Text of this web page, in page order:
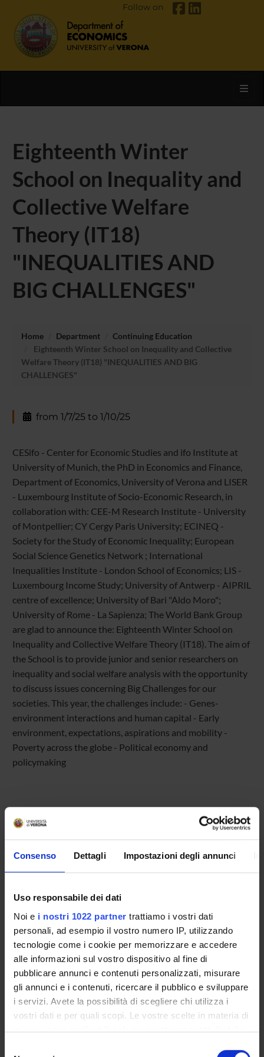
Consenso Dettagli Impostazioni degli annunci
Uso responsabile dei dati
Noi e i nostri 1022 partner trattiamo i vostri dati
personali, ad esempio il vostro numero IP, utilizzando
tecnologie come i cookie per memorizzare e accedere
alle informazioni sul vostro dispositivo al fine di
pubblicare annunci e contenuti personalizzati, misurare
gli annunci e i contenuti, ricercare il pubblico e sviluppare
i servizi. Avete la possibilità di scegliere chi utilizza i
vostri dati e per quali scopi. Le vostre scelte in materia di
privacy sono applicabili solo su questa proprietà digitale
Follow on
Eighteenth Winter
School on Inequality and
Collective Welfare
Theory (IT18)
"INEQUALITIES AND
BIG CHALLENGES"
Home Department
Continuing Education
Eighteenth Winter School on Inequality and Collective
Welfare Theory (IT18) "INEQUALITIES AND BIG
CHALLENGES"
from 1/7/25 to 1/10/25
CESifo - Center for Economic Studies and ifo Institute at
University of Munich, the PhD in Economics and Finance,
Department of Economics, University of Verona and LISER
- Luxembourg Institute of Socio-Economic Research, in
collaboration with: CEE-M Research Institute - University
of Montpellier; CY Cergy Paris University; ECINEQ -
Society for the Study of Economic Inequality; European
Social Science Genetics Network ; International
Inequalities Institute - London School of Economics; LIS -
Luxembourg Income Study; University of Antwerp - AIPRIL
centre of excellence; University of Bari "Aldo Moro";
University of Rome - La Sapienza; The World Bank Group
are glad to announce the: Eighteenth Winter School on
Inequality and Collective Welfare Theory (IT18). The aim of
the School is to provide junior and senior researchers on
inequality and social welfare analysis with the opportunity
to discuss issues concerning Big Challenges for our
societies. This year, the challenges include: - Genes-
environment interactions and human capital - Early
environment, expectations, aspirations and mobility -
Poverty across the globe - Political economy and
policymaking
Programme Director
Francesco Andreoli
Participant
Claudio Zoli
Department
ORGANISATION
GOVERNANCE
DEPARTMENT ADMINISTRATION OFFICES